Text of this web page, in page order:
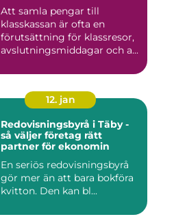
Att samla pengar till
klasskassan är ofta en
förutsättning för klassresor,
avslutningsmiddagar och a...
12. jan
Redovisningsbyrå i Täby -
så väljer företag rätt
partner för ekonomin
En seriös redovisningsbyrå
gör mer än att bara bokföra
kvitton. Den kan bl...